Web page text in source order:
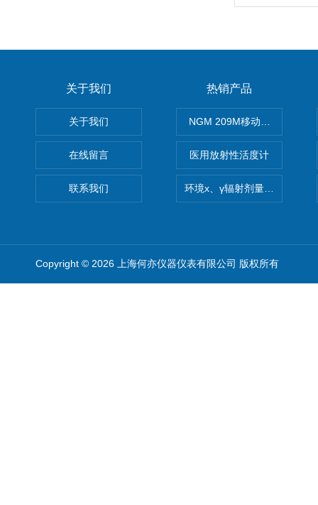
关于我们
关于我们
在线留言
联系我们
热销产品
NGM 209M移动式惰性气体
医用放射性活度计
环境x、γ辐射剂量率仪
Copyright © 2026 上海何亦仪器仪表有限公司 版权所有